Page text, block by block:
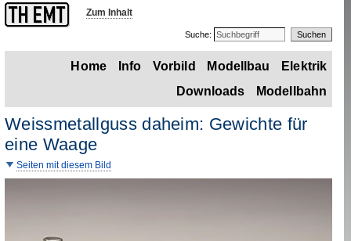
Zum Inhalt
Suche:
Home Info Vorbild Modellbau
Elektrik
Downloads
Modellbahn
Weissmetallguss daheim: Gewichte für
eine Waage
Seiten mit diesem Bild